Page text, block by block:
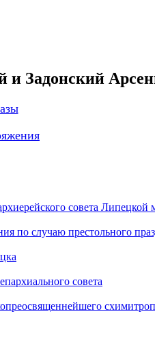
Задонский
совета Липецкой
по случаю престольного
совета